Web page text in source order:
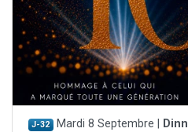
J-32 Mardi 8 Septembre |